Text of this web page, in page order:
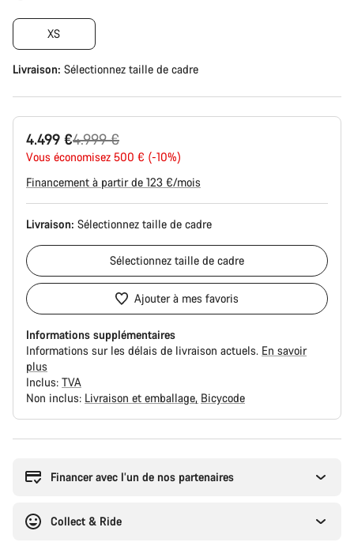
XS
Livraison: Sélectionnez taille de cadre
4.499 €
Prix
d’origine
4.999 €
Vous économisez 500 € (-10%)
Financement à partir de 123 €/mois
Livraison: Sélectionnez taille de cadre
Sélectionnez taille de cadre
Ajouter à mes favoris
Informations supplémentaires
Informations sur les délais de livraison actuels. En savoir
plus
Inclus: TVA
Non inclus: Livraison et emballage Bicycode
Financer avec l’un de nos partenaires
Collect & Ride